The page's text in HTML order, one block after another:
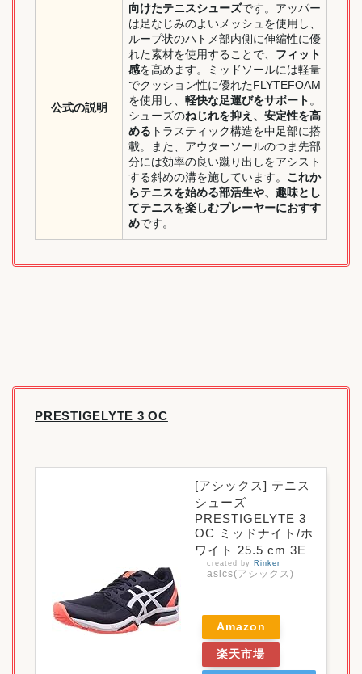
公式の説明
向けたテニスシューズです。アッパー
は足なじみのよいメッシュを使用し、
ループ状のハトメ部内側に伸縮性に優
れた素材を使用することで、 フィット
感を高めます。ミッドソールには軽量
でクッション性に優れたFLYTEFOAM
を使用し、 軽快な足運びをサポート 。
シューズのねじれを抑え、安定性を高
める トラスティック構造を中足部に搭
載。また、アウターソールのつま先部
分には効率の良い蹴り出しをアシスト
する斜めの溝を施しています。 これか
らテニスを始める部活生や、趣味とし
てテニスを楽しむプレーヤーにおすす
めです。
PRESTIGELYTE 3 OC
[アシックス] テニス
シューズ
PRESTIGELYTE 3
OC ミッドナイト/ホ
ワイト 25.5 cm 3E
created by Rinker
asics(アシックス)
Amazon
楽天市場